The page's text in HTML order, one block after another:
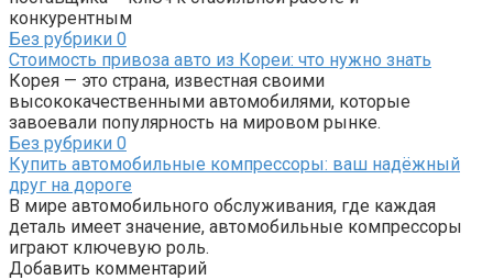
конкурентным
Без рубрики 0
Стоимость привоза авто из Кореи: что нужно знать
Корея — это страна, известная своими
высококачественными автомобилями, которые
завоевали популярность на мировом рынке.
Без рубрики 0
Купить автомобильные компрессоры: ваш надёжный
друг на дороге
В мире автомобильного обслуживания, где каждая
деталь имеет значение, автомобильные компрессоры
играют ключевую роль.
Добавить комментарий